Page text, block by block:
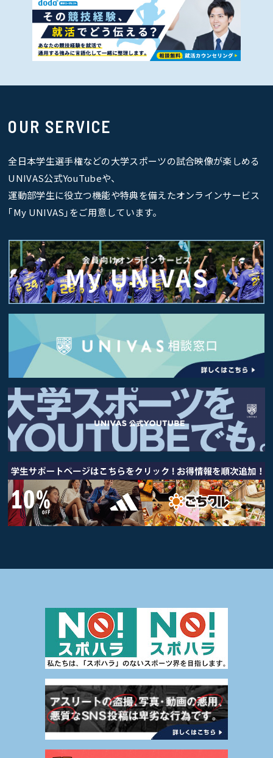
OUR SERVICE
全日本学生選手権などの大学スポーツの試合映像が楽しめる
UNIVAS公式YouTubeや、
運動部学生に役立つ機能や特典を備えたオンラインサービス
｢My UNIVAS｣をご用意しています。